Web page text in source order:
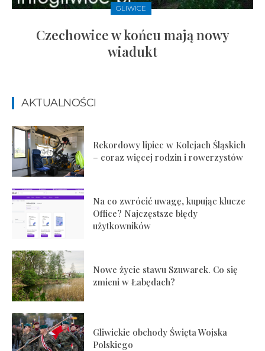
GLIWICE
Czechowice w końcu mają nowy
wiadukt
AKTUALNOŚCI
Rekordowy lipiec w Kolejach Śląskich
– coraz więcej rodzin i rowerzystów
Na co zwrócić uwagę, kupując klucze
Office? Najczęstsze błędy
użytkowników
Nowe życie stawu Szuwarek. Co się
zmieni w Łabędach?
Gliwickie obchody Święta Wojska
Polskiego